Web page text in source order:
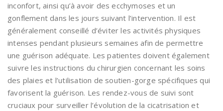
inconfort, ainsi qu’à avoir des ecchymoses et un
gonflement dans les jours suivant l’intervention. Il est
généralement conseillé d’éviter les activités physiques
intenses pendant plusieurs semaines afin de permettre
une guérison adéquate. Les patientes doivent également
suivre les instructions du chirurgien concernant les soins
des plaies et l’utilisation de soutien-gorge spécifiques qui
favorisent la guérison. Les rendez-vous de suivi sont
cruciaux pour surveiller l’évolution de la cicatrisation et